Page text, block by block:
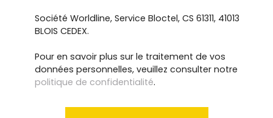
Société Worldline, Service Bloctel, CS 61311, 41013
BLOIS CEDEX.
Pour en savoir plus sur le traitement de vos
données personnelles, veuillez consulter notre
politique de confidentialité.